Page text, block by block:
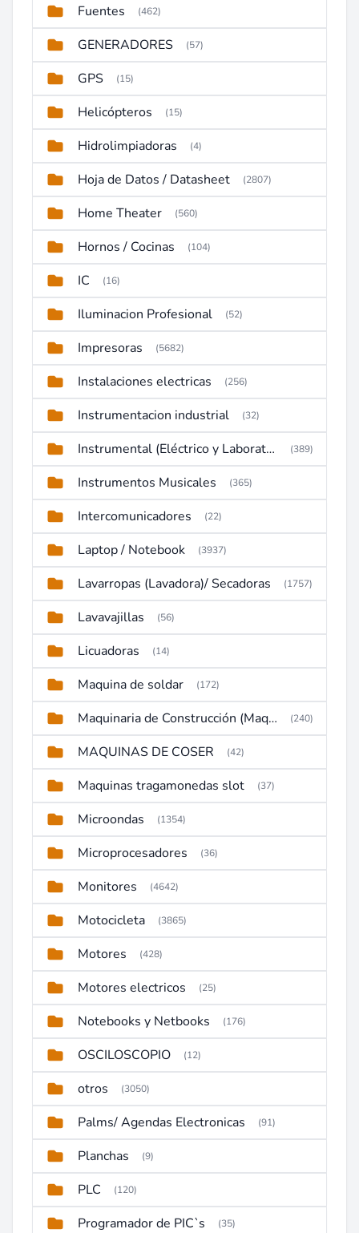
Fuentes (462)
GENERADORES (57)
GPS (15)
Helicópteros (15)
Hidrolimpiadoras (4)
Hoja de Datos / Datasheet (2807)
Home Theater (560)
Hornos / Cocinas (104)
IC (16)
Iluminacion Profesional (52)
Impresoras (5682)
Instalaciones electricas (256)
Instrumentacion industrial (32)
Instrumental (Eléctrico y Laboratorio) (389)
Instrumentos Musicales (365)
Intercomunicadores (22)
Laptop / Notebook (3937)
Lavarropas (Lavadora)/ Secadoras (1757)
Lavavajillas (56)
Licuadoras (14)
Maquina de soldar (172)
Maquinaria de Construcción (Maquinaria Pesada) (240)
MAQUINAS DE COSER (42)
Maquinas tragamonedas slot (37)
Microondas (1354)
Microprocesadores (36)
Monitores (4642)
Motocicleta (3865)
Motores (428)
Motores electricos (25)
Notebooks y Netbooks (176)
OSCILOSCOPIO (12)
otros (3050)
Palms/ Agendas Electronicas (91)
Planchas (9)
PLC (120)
Programador de PIC`s (35)